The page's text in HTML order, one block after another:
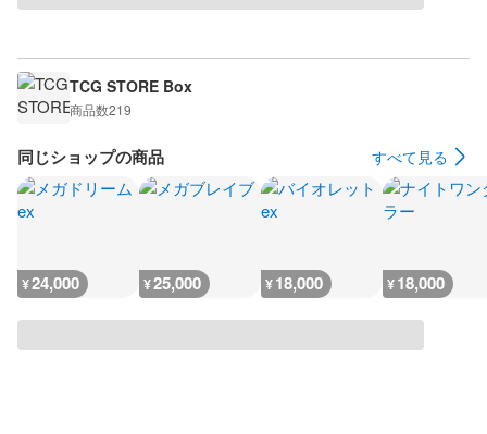
TCG STORE Box
商品数219
同じショップの商品 すべて見る
¥24,000 ¥25,000 ¥18,000 ¥18,000